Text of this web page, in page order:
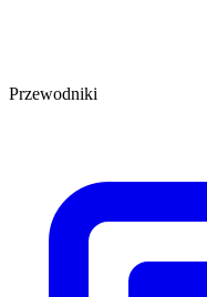
Przewodniki